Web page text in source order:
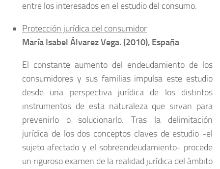
entre los interesados en el estudio del consumo.
Protección jurídica del consumidor
María Isabel Álvarez Vega. (2010), España
El constante aumento del endeudamiento de los
consumidores y sus familias impulsa este estudio
desde una perspectiva jurídica de los distintos
instrumentos de esta naturaleza que sirvan para
prevenirlo o solucionarlo. Tras la delimitación
jurídica de los dos conceptos claves de estudio -el
sujeto afectado y el sobreendeudamiento- procede
un riguroso examen de la realidad jurídica del ámbito